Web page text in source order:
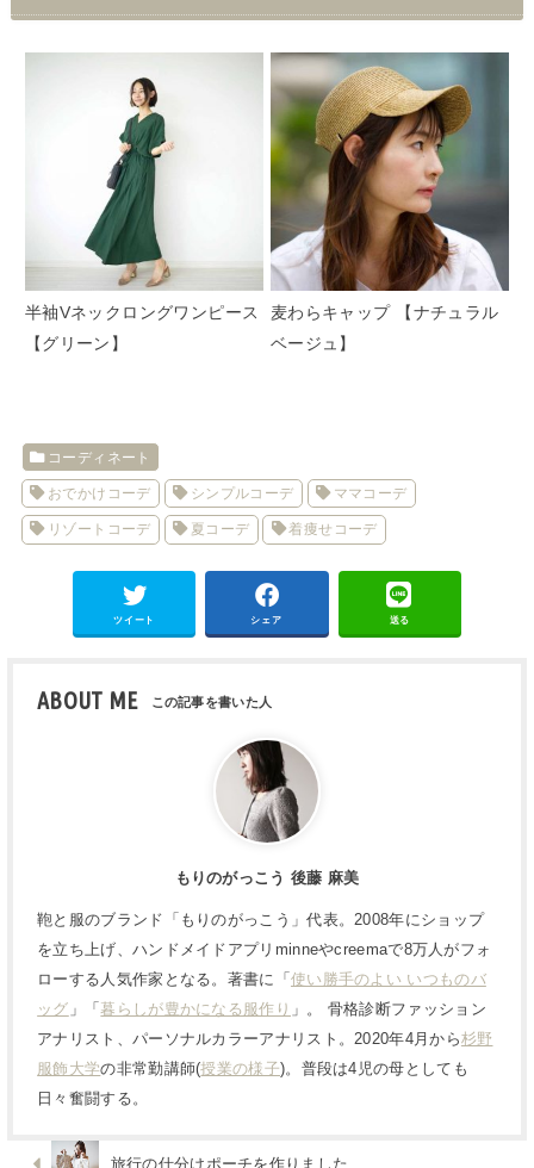
半袖Vネックロングワンピース
【グリーン】
麦わらキャップ 【ナチュラル
ベージュ】
コーディネート
おでかけコーデ シンプルコーデ ママコーデ
リゾートコーデ 夏コーデ 着痩せコーデ
ツイート シェア 送る
ABOUT ME
もりのがっこう 後藤 麻美
鞄と服のブランド「もりのがっこう」代表。2008年にショップ
を立ち上げ、ハンドメイドアプリminneやcreemaで8万人がフォ
ローする人気作家となる。著書に「 使い勝手のよい いつものバ
ッグ 」「暮らしが豊かになる服作り 」。 骨格診断ファッション
アナリスト、パーソナルカラーアナリスト。2020年4月から杉野
服飾大学の非常勤講師(授業の様子)。普段は4児の母としても
日々奮闘する。
旅行の仕分けポーチを作りました